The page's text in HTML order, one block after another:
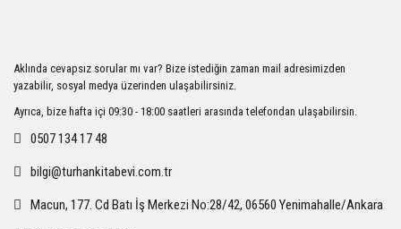
Ürün açıklamasında eksik bilgiler bulunuyor.
Ürün bilgilerinde hatalar bulunuyor.
Ürün fiyatı diğer sitelerden daha pahalı.
Aklında cevapsız sorular mı var? Bize istediğin zaman mail adresimizden
yazabilir, sosyal medya üzerinden ulaşabilirsiniz.
Ayrıca, bize hafta içi 09:30 - 18:00 saatleri arasında telefondan ulaşabilirsin.
0507 134 17 48
bilgi@turhankitabevi.com.tr
Macun, 177. Cd Batı İş Merkezi No:28/42, 06560 Yenimahalle/Ankara